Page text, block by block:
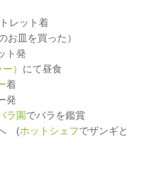
レット着
お皿を買った）
ト発
） にて昼食
着
発
ラ園でバラを鑑賞
(ホットシェフでザンギと